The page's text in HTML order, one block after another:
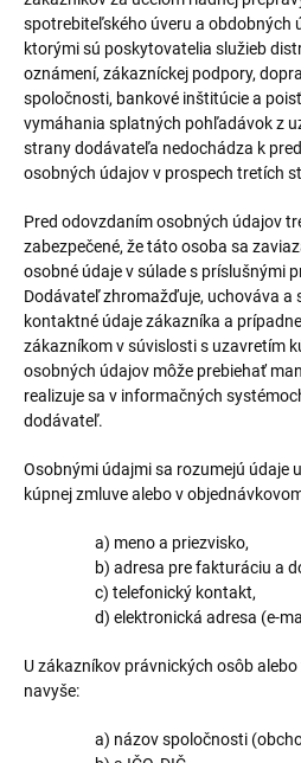
spotrebiteľského úveru a obdobných
ktorými sú poskytovatelia služieb
oznámení, zákazníckej podpory,
spoločnosti, bankové inštitúcie a
vymáhania splatných pohľadávok z
strany dodávateľa nedochádza k
osobných údajov v prospech tretích
Pred odovzdaním osobných údajov
zabezpečené, že táto osoba sa
osobné údaje v súlade s príslušnými
Dodávateľ zhromažďuje, uchováva a
kontaktné údaje zákazníka a
zákazníkom v súvislosti s uzavretím
osobných údajov môže prebiehať
realizuje sa v informačných
dodávateľ.
Osobnými údajmi sa rozumejú údaje
kúpnej zmluve alebo v
a) meno a priezvisko,
b) adresa pre fakturáciu a
c) telefonický kontakt,
d) elektronická adresa (e-
U zákazníkov právnických osôb
navyše:
a) názov spoločnosti